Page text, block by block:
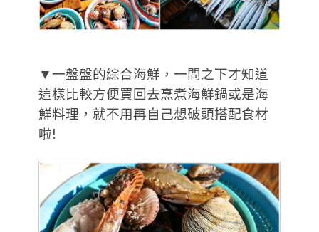
▼一盤盤的綜合海鮮，一問之下才知道
這樣比較方便買回去烹煮海鮮鍋或是海
鮮料理，就不用再自己想破頭搭配食材
啦!